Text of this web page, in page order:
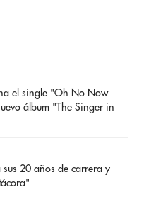
el single "Oh No Now
álbum "The Singer in
sus 20 años de carrera y